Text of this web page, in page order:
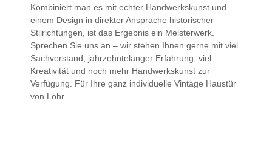
Kombiniert man es mit echter Handwerkskunst und
einem Design in direkter Ansprache historischer
Stilrichtungen, ist das Ergebnis ein Meisterwerk.
Sprechen Sie uns an – wir stehen Ihnen gerne mit viel
Sachverstand, jahrzehntelanger Erfahrung, viel
Kreativität und noch mehr Handwerkskunst zur
Verfügung. Für Ihre ganz individuelle Vintage Haustür
von Löhr.